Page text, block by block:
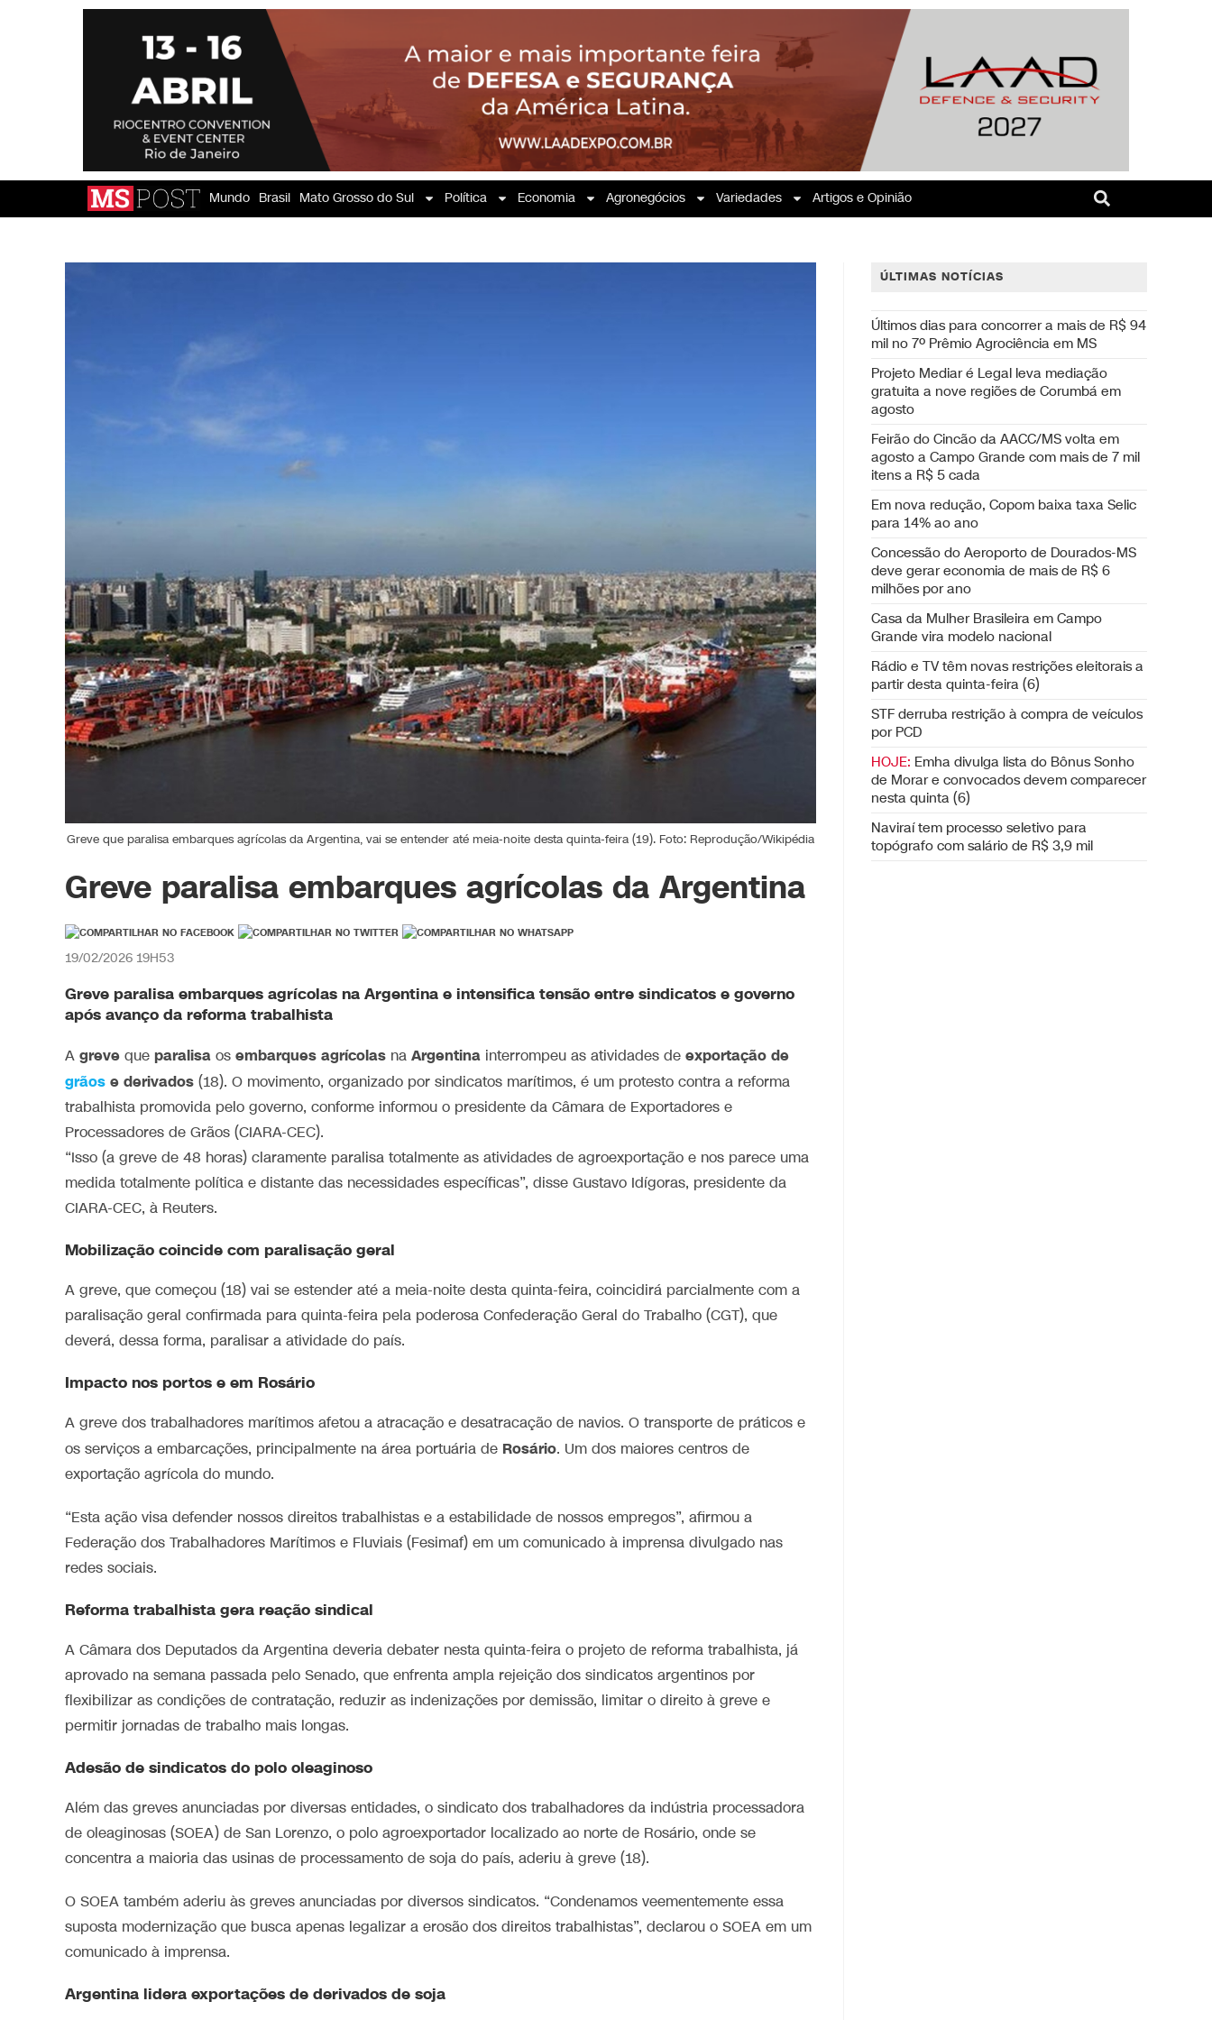
Mundo Brasil Mato Grosso do Sul Política Economia Agronegócios Variedades Artigos e Opinião
Greve que paralisa embarques agrícolas da Argentina, vai se entender até meia-noite desta quinta-feira (19). Foto: Reprodução/Wikipédia
Greve paralisa embarques agrícolas da Argentina
19/02/2026 19H53
Greve paralisa embarques agrícolas na Argentina e intensifica tensão entre sindicatos e governo
após avanço da reforma trabalhista
A greve que paralisa os embarques agrícolas na Argentina interrompeu as atividades de exportação de
grãos e derivados (18). O movimento, organizado por sindicatos marítimos, é um protesto contra a reforma
trabalhista promovida pelo governo, conforme informou o presidente da Câmara de Exportadores e
Processadores de Grãos (CIARA-CEC).
“Isso (a greve de 48 horas) claramente paralisa totalmente as atividades de agroexportação e nos parece uma
medida totalmente política e distante das necessidades específicas”, disse Gustavo Idígoras, presidente da
CIARA-CEC, à Reuters.
Mobilização coincide com paralisação geral
A greve, que começou (18) vai se estender até a meia-noite desta quinta-feira, coincidirá parcialmente com a
paralisação geral confirmada para quinta-feira pela poderosa Confederação Geral do Trabalho (CGT), que
deverá, dessa forma, paralisar a ⁠atividade do país.
Impacto nos portos e em Rosário
A greve dos trabalhadores marítimos ⁠afetou a atracação e desatracação de navios. O transporte de práticos e
‌os serviços a embarcações, principalmente na área portuária de Rosário. Um dos maiores centros ⁠de
exportação agrícola do mundo.
“Esta ação visa defender nossos direitos trabalhistas e a estabilidade de nossos empregos”, afirmou a
Federação dos Trabalhadores Marítimos e Fluviais (Fesimaf) em um comunicado à imprensa ‌divulgado ⁠nas
redes sociais.
Reforma trabalhista gera reação sindical
A ‌Câmara dos Deputados da Argentina deveria debater nesta quinta-feira o projeto de reforma trabalhista, já
aprovado na semana passada pelo Senado, que enfrenta ampla rejeição dos sindicatos argentinos por
⁠flexibilizar as condições de contratação, reduzir as ⁠indenizações por demissão, limitar o direito à greve e
permitir jornadas de trabalho mais longas.
Adesão de sindicatos do polo oleaginoso
Além das greves ‌anunciadas por diversas entidades, o sindicato dos trabalhadores da indústria processadora
de oleaginosas (SOEA) de San Lorenzo, o polo agroexportador localizado ao norte de Rosário, onde se
concentra a maioria das usinas de processamento de soja do país, aderiu à greve (18).
O SOEA também aderiu às greves anunciadas por diversos sindicatos. “Condenamos veementemente essa
suposta modernização que busca apenas legalizar a erosão dos direitos trabalhistas”, declarou o SOEA em ⁠um
comunicado à imprensa.
Argentina lidera exportações de derivados de soja
ÚLTIMAS NOTÍCIAS
Últimos dias para concorrer a mais de R$ 94
mil no 7º Prêmio Agrociência em MS
Projeto Mediar é Legal leva mediação
gratuita a nove regiões de Corumbá em
agosto
Feirão do Cincão da AACC/MS volta em
agosto a Campo Grande com mais de 7 mil
itens a R$ 5 cada
Em nova redução, Copom baixa taxa Selic
para 14% ao ano
Concessão do Aeroporto de Dourados-MS
deve gerar economia de mais de R$ 6
milhões por ano
Casa da Mulher Brasileira em Campo
Grande vira modelo nacional
Rádio e TV têm novas restrições eleitorais a
partir desta quinta-feira (6)
STF derruba restrição à compra de veículos
por PCD
HOJE: Emha divulga lista do Bônus Sonho
de Morar e convocados devem comparecer
nesta quinta (6)
Naviraí tem processo seletivo para
topógrafo com salário de R$ 3,9 mil